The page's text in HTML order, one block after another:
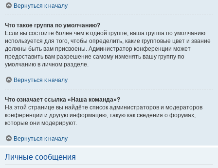
Вернуться к началу
Что такое группа по умолчанию?
Если вы состоите более чем в одной группе, ваша группа по умолчанию
используется для того, чтобы определить, какие групповые цвет и звание
должны быть вам присвоены. Администратор конференции может
предоставить вам разрешение самому изменять вашу группу по
умолчанию в личном разделе.
Вернуться к началу
Что означает ссылка «Наша команда»?
На этой странице вы найдёте список администраторов и модераторов
конференции и другую информацию, такую как сведения о форумах,
которые они модерируют.
Вернуться к началу
Личные сообщения